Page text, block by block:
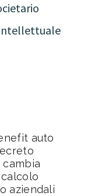
auto
cambia
aziendali